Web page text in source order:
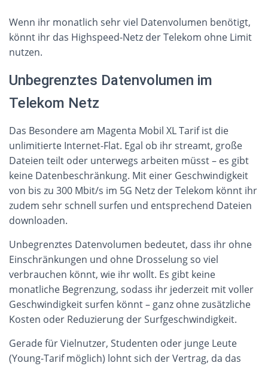
Wenn ihr monatlich sehr viel Datenvolumen benötigt,
könnt ihr das Highspeed-Netz der Telekom ohne Limit
nutzen.
Unbegrenztes Datenvolumen im
Telekom Netz
Das Besondere am Magenta Mobil XL Tarif ist die
unlimitierte Internet-Flat. Egal ob ihr streamt, große
Dateien teilt oder unterwegs arbeiten müsst – es gibt
keine Datenbeschränkung. Mit einer Geschwindigkeit
von bis zu 300 Mbit/s im 5G Netz der Telekom könnt ihr
zudem sehr schnell surfen und entsprechend Dateien
downloaden.
Unbegrenztes Datenvolumen bedeutet, dass ihr ohne
Einschränkungen und ohne Drosselung so viel
verbrauchen könnt, wie ihr wollt. Es gibt keine
monatliche Begrenzung, sodass ihr jederzeit mit voller
Geschwindigkeit surfen könnt – ganz ohne zusätzliche
Kosten oder Reduzierung der Surfgeschwindigkeit.
Gerade für Vielnutzer, Studenten oder junge Leute
(Young-Tarif möglich) lohnt sich der Vertrag, da das